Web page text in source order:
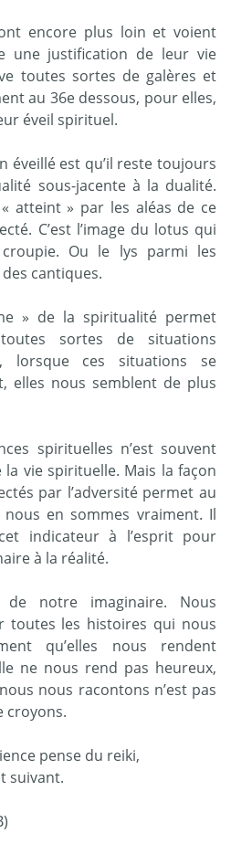
encore plus loin et voient
une justification de leur vie
toutes sortes de galères et
au 36e dessous, pour elles,
éveil spirituel.
éveillé est qu’il reste toujours
sous-jacente à la dualité.
atteint » par les aléas de ce
C’est l’image du lotus qui
croupie. Ou le lys parmi les
cantiques.
» de la spiritualité permet
sortes de situations
lorsque ces situations se
elles nous semblent de plus
spirituelles n’est souvent
la vie spirituelle. Mais la façon
par l’adversité permet au
en sommes vraiment. Il
indicateur à l’esprit pour
à la réalité.
notre imaginaire. Nous
toutes les histoires qui nous
qu’elles nous rendent
ne nous rend pas heureux,
nous racontons n’est pas
croyons.
pense du reiki,
suivant.